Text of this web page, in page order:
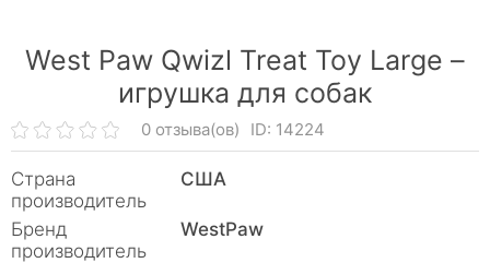
West Paw Qwizl Treat Toy Large –
игрушка для собак
0 отзыва(ов) ID: 14224
Страна
производитель
США
Бренд
производитель
WestPaw